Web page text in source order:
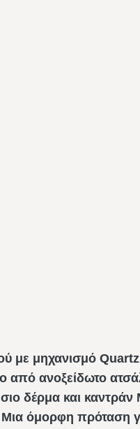
με μηχανισμό
από ανοξείδωτο
δέρμα και
όμορφη πρόταση